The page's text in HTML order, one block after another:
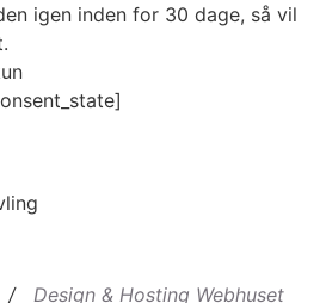
igen inden for 30 dage, så vil
/
Design & Hosting Webhuset